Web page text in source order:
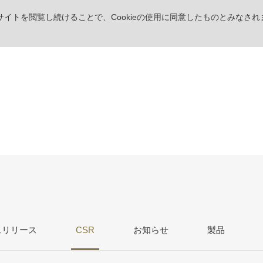
トを閲覧し続けることで、Cookieの使用に同意したものとみなされ
リリース CSR お知らせ 製品